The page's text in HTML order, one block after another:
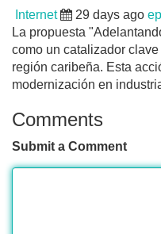
Internet 29 days ago
La propuesta
como un catalizador
región caribeña. Esta
modernización en
Comments
Submit a Comment